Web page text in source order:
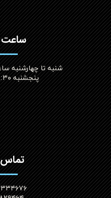
ساعت
شنبه تا چهارشنبه ساعت ۸:۳۰
پنجشنبه ۸:۳۰ الی ۱۲:۳۰​​​​​​​
تماس